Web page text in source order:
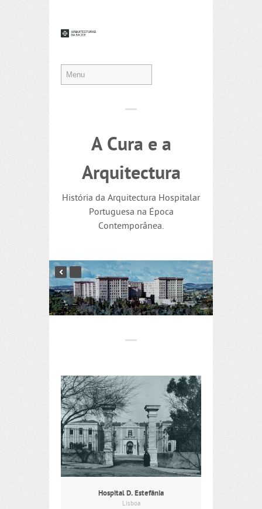
A Cura e a
Arquitectura
História da Arquitectura Hospitalar
Portuguesa na Época
Contemporânea.
Hospital D. Estefânia
Lisboa